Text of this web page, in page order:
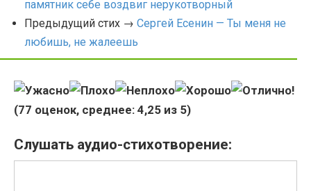
памятник себе воздвиг нерукотворный
Предыдущий стих → Сергей Есенин — Ты меня не
любишь, не жалеешь
(77 оценок, среднее: 4,25 из 5)
Слушать аудио-стихотворение: